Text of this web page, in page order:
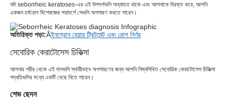
যদি seborrheic keratoses-এর এই উপসর্গগুলি অব্যাহত থাকে এবং আপনাকে বিরক্ত করে, আপনি
একজন চর্মরোগ বিশেষজ্ঞের পরামর্শে সেগুলি অপসারণ করতে পারেন।
অতিরিক্ত পড়া:Âইনগ্রোন হেয়ার ট্রিটমেন্ট এবং রোগ নির্ণয়
সেবোরিক কেরাটোসেস চিকিত্সা
আপনার শরীর থেকে এই দাগগুলি স্থায়ীভাবে অপসারণের জন্য আপনি নিম্নলিখিত সেবোরিক কেরাটোসেস চিকিত্সা
পদ্ধতিগুলির মধ্যে একটি বেছে নিতে পারেন।
শেভ ছেদন